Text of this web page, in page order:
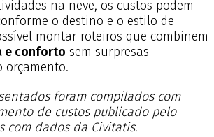
na neve, os custos podem
o destino e o estilo de
montar roteiros que combinem
e conforto sem surpresas
orçamento.
foram compilados com
de custos publicado pelo
com dados da Civitatis.